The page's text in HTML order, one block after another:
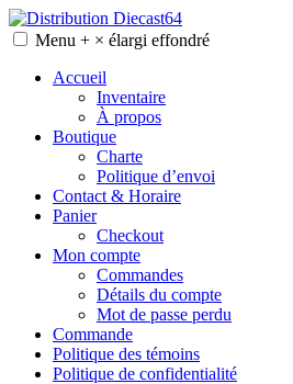
Skip
to
Distribution Diecast64
Une passion, un mode de vie.
Menu + × élargi effondré
Accueil
Inventaire
À propos
Boutique
Charte
Politique d’envoi
Contact & Horaire
Panier
Checkout
Mon compte
Commandes
Détails du compte
Mot de passe perdu
Commande
Politique des témoins
Politique de confidentialité